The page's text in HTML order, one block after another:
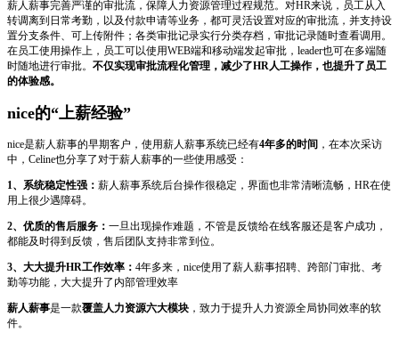
薪人薪事完善严谨的审批流，保障人力资源管理过程规范。对HR来说，员工从入
转调离到日常考勤，以及付款申请等业务，都可灵活设置对应的审批流，并支持设
置分支条件、可上传附件；各类审批记录实行分类存档，审批记录随时查看调用。
在员工使用操作上，员工可以使用WEB端和移动端发起审批，leader也可在多端随
时随地进行审批。 不仅实现审批流程化管理，减少了HR人工操作，也提升了员工
的体验感。
nice的“上薪经验”
nice是薪人薪事的早期客户，使用薪人薪事系统已经有4年多的时间 ，在本次采访
中，Celine也分享了对于薪人薪事的一些使用感受：
1、系统稳定性强： 薪人薪事系统后台操作很稳定，界面也非常清晰流畅，HR在使
用上很少遇障碍。
2、优质的售后服务： 一旦出现操作难题，不管是反馈给在线客服还是客户成功，
都能及时得到反馈，售后团队支持非常到位。
3、大大提升HR工作效率： 4年多来，nice使用了薪人薪事招聘、跨部门审批、考
勤等功能，大大提升了内部管理效率
薪人薪事是一款覆盖人力资源六大模块 ，致力于提升人力资源全局协同效率的软
件。